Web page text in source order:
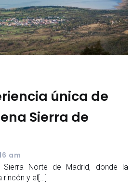
única de
Sierra de
am
Norte de Madrid, donde la
rincón y el[…]